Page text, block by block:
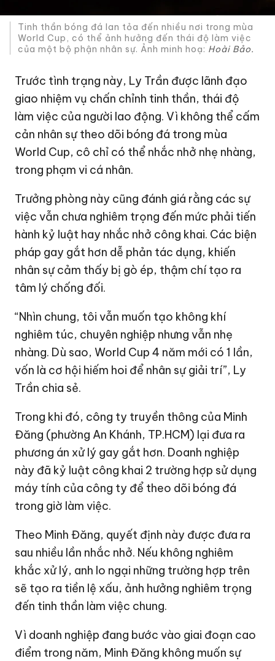
Tinh thần bóng đá lan tỏa đến nhiều nơi trong mùa
World Cup, có thể ảnh hưởng đến thái độ làm việc
của một bộ phận nhân sự. Ảnh minh hoạ: Hoài Bảo.
Trước tình trạng này, Ly Trần được lãnh đạo
giao nhiệm vụ chấn chỉnh tinh thần, thái độ
làm việc của người lao động. Vì không thể cấm
cản nhân sự theo dõi bóng đá trong mùa
World Cup, cô chỉ có thể nhắc nhở nhẹ nhàng,
trong phạm vi cá nhân.
Trưởng phòng này cũng đánh giá rằng các sự
việc vẫn chưa nghiêm trọng đến mức phải tiến
hành kỷ luật hay nhắc nhở công khai. Các biện
pháp gay gắt hơn dễ phản tác dụng, khiến
nhân sự cảm thấy bị gò ép, thậm chí tạo ra
tâm lý chống đối.
“Nhìn chung, tôi vẫn muốn tạo không khí
nghiêm túc, chuyên nghiệp nhưng vẫn nhẹ
nhàng. Dù sao, World Cup 4 năm mới có 1 lần,
vốn là cơ hội hiếm hoi để nhân sự giải trí”, Ly
Trần chia sẻ.
Trong khi đó, công ty truyền thông của Minh
Đăng (phường An Khánh, TP.HCM) lại đưa ra
phương án xử lý gay gắt hơn. Doanh nghiệp
này đã kỷ luật công khai 2 trường hợp sử dụng
máy tính của công ty để theo dõi bóng đá
trong giờ làm việc.
Theo Minh Đăng, quyết định này được đưa ra
sau nhiều lần nhắc nhở. Nếu không nghiêm
khắc xử lý, anh lo ngại những trường hợp trên
sẽ tạo ra tiền lệ xấu, ảnh hưởng nghiêm trọng
đến tinh thần làm việc chung.
Vì doanh nghiệp đang bước vào giai đoạn cao
điểm trong năm, Minh Đăng không muốn sự